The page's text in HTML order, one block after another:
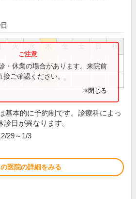
祝
● ● ● ●
● ● ●
・休業の場合があります。来院前
ご確認ください。
×閉じる
基本的に予約制です。診療科によっ
日が異なります。
29～1/3
医院の詳細をみる